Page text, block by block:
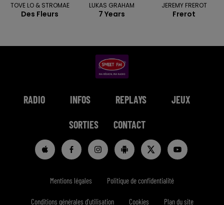
TOVE LO & STROMAE
Des Fleurs
LUKAS GRAHAM
7 Years
JEREMY FREROT
Frerot
RADIO INFOS REPLAYS JEUX
SORTIES CONTACT
Mentions légales Politique de confidentialité
Conditions générales d'utilisation Cookies Plan du site